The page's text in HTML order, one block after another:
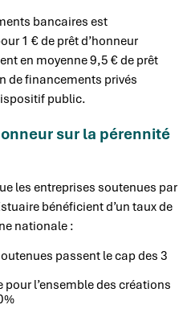
bancaires est
1 € de prêt d’honneur
en moyenne 9,5 € de prêt
de financements privés
public.
sur la pérennité
les entreprises soutenues par
bénéficient d’un taux de
nationale :
passent le cap des 3
l’ensemble des créations